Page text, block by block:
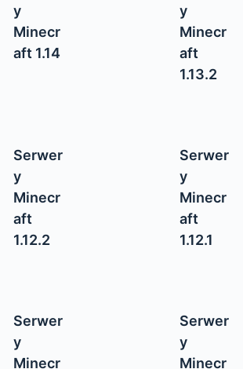
y
Minecr
aft 1.14
y
Minecr
aft
1.13.2
Serwer
y
Minecr
aft
1.12.2
Serwer
y
Minecr
aft
1.12.1
Serwer
y
Minecr
Serwer
y
Minecr